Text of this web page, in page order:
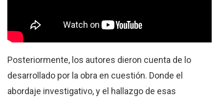
Posteriormente, los autores dieron cuenta de lo
desarrollado por la obra en cuestión. Donde el
abordaje investigativo, y el hallazgo de esas